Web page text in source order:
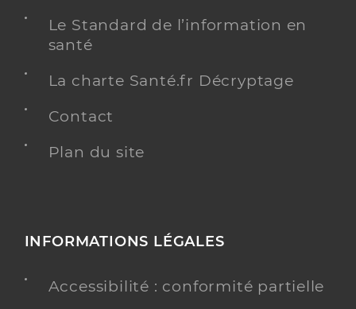
Le Standard de l’information en
santé
La charte Santé.fr Décryptage
Contact
Plan du site
INFORMATIONS LÉGALES
Accessibilité : conformité partielle